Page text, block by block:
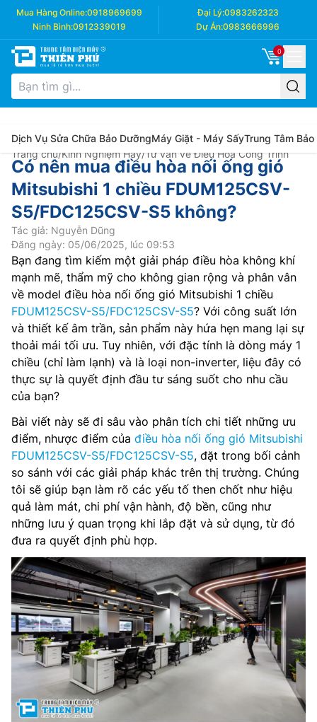
Mua Hàng Online:0918969699 Đại Lý:0983262323
Ninh Bình:0912339019 Dự Án:0983666996
0
Dịch Vụ Sửa Chữa Bảo DưỡngMáy Giặt - Máy SấyTrung Tâm Bảo
Trang chủ/Kinh Nghiệm Hay/Tư vấn về Điều Hòa Công Trình
Có nên mua điều hòa nối ống gió
Mitsubishi 1 chiều FDUM125CSV-
S5/FDC125CSV-S5 không?
Tác giả: Nguyễn Dũng
Đăng ngày: 05/06/2025, lúc 09:53
Bạn đang tìm kiếm một giải pháp điều hòa không khí
mạnh mẽ, thẩm mỹ cho không gian rộng và phân vân
về model điều hòa nối ống gió Mitsubishi 1 chiều
FDUM125CSV-S5/FDC125CSV-S5? Với công suất lớn
và thiết kế âm trần, sản phẩm này hứa hẹn mang lại sự
thoải mái tối ưu. Tuy nhiên, với đặc tính là dòng máy 1
chiều (chỉ làm lạnh) và là loại non-inverter, liệu đây có
thực sự là quyết định đầu tư sáng suốt cho nhu cầu
của bạn?
Bài viết này sẽ đi sâu vào phân tích chi tiết những ưu
điểm, nhược điểm của điều hòa nối ống gió Mitsubishi
FDUM125CSV-S5/FDC125CSV-S5, đặt trong bối cảnh
so sánh với các giải pháp khác trên thị trường. Chúng
tôi sẽ giúp bạn làm rõ các yếu tố then chốt như hiệu
quả làm mát, chi phí vận hành, độ bền, cũng như
những lưu ý quan trọng khi lắp đặt và sử dụng, từ đó
đưa ra quyết định phù hợp.